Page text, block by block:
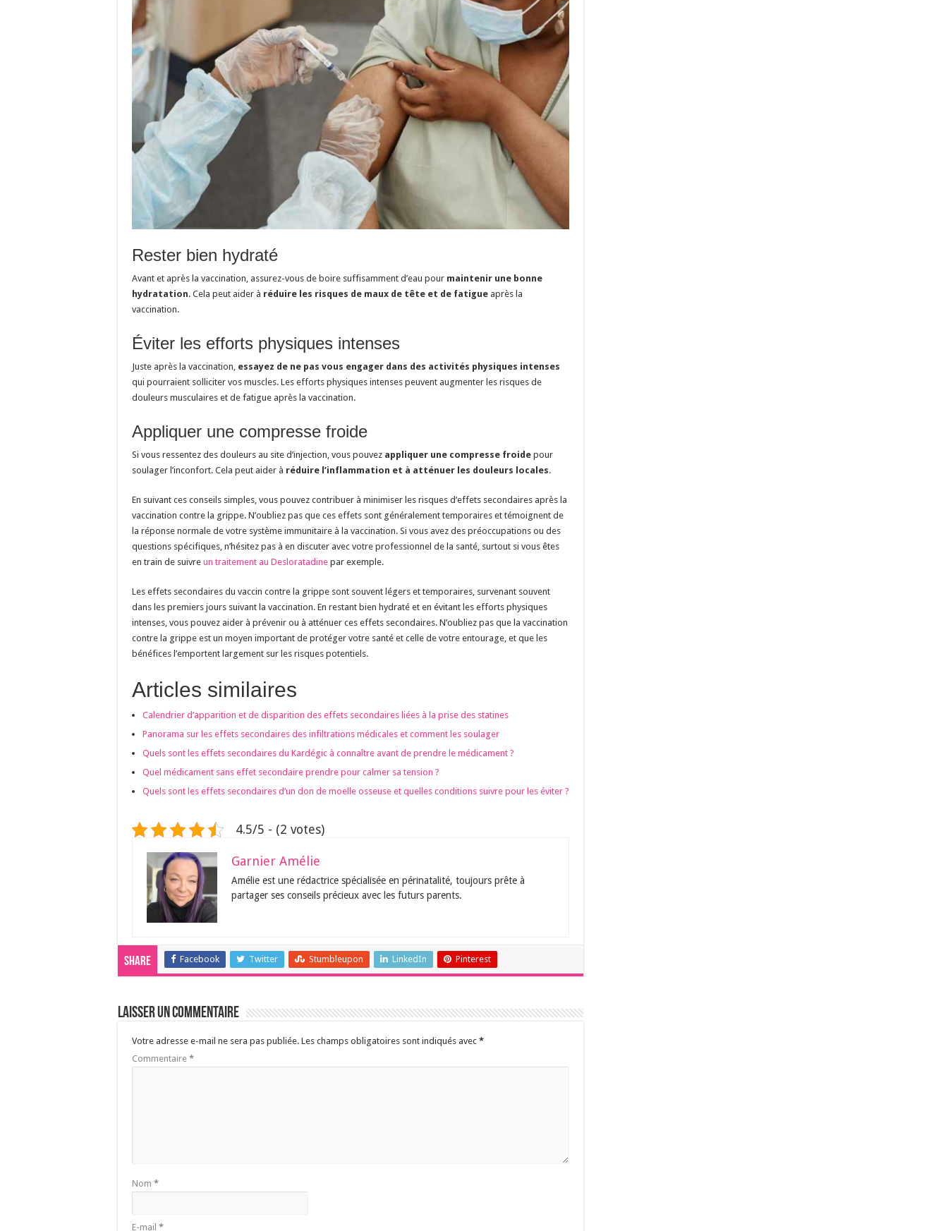
Rester bien hydraté
Avant et après la vaccination, assurez-vous de boire suffisamment d’eau pour maintenir une bonne
hydratation. Cela peut aider à réduire les risques de maux de tête et de fatigue après la
vaccination.
Éviter les efforts physiques intenses
Juste après la vaccination, essayez de ne pas vous engager dans des activités physiques intenses
qui pourraient solliciter vos muscles. Les efforts physiques intenses peuvent augmenter les risques de
douleurs musculaires et de fatigue après la vaccination.
Appliquer une compresse froide
Si vous ressentez des douleurs au site d’injection, vous pouvez appliquer une compresse froide pour
soulager l’inconfort. Cela peut aider à réduire l’inflammation et à atténuer les douleurs locales.
En suivant ces conseils simples, vous pouvez contribuer à minimiser les risques d’effets secondaires après la
vaccination contre la grippe. N’oubliez pas que ces effets sont généralement temporaires et témoignent de
la réponse normale de votre système immunitaire à la vaccination. Si vous avez des préoccupations ou des
questions spécifiques, n’hésitez pas à en discuter avec votre professionnel de la santé, surtout si vous êtes
en train de suivre un traitement au Desloratadine par exemple.
Les effets secondaires du vaccin contre la grippe sont souvent légers et temporaires, survenant souvent
dans les premiers jours suivant la vaccination. En restant bien hydraté et en évitant les efforts physiques
intenses, vous pouvez aider à prévenir ou à atténuer ces effets secondaires. N’oubliez pas que la vaccination
contre la grippe est un moyen important de protéger votre santé et celle de votre entourage, et que les
bénéfices l’emportent largement sur les risques potentiels.
Articles similaires
Calendrier d’apparition et de disparition des effets secondaires liées à la prise des statines
Panorama sur les effets secondaires des infiltrations médicales et comment les soulager
Quels sont les effets secondaires du Kardégic à connaître avant de prendre le médicament ?
Quel médicament sans effet secondaire prendre pour calmer sa tension ?
Quels sont les effets secondaires d’un don de moelle osseuse et quelles conditions suivre pour les éviter ?
4.5/5 - (2 votes)
Garnier Amélie
Amélie est une rédactrice spécialisée en périnatalité, toujours prête à
partager ses conseils précieux avec les futurs parents.
Share Facebook Twitter Stumbleupon LinkedIn Pinterest
Laisser un commentaire
Votre adresse e-mail ne sera pas publiée. Les champs obligatoires sont indiqués avec *
Commentaire *
Nom *
E-mail *